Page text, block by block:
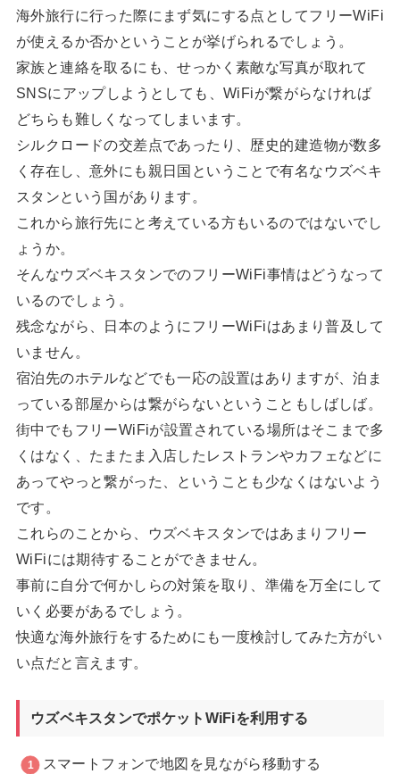
海外旅行に行った際にまず気にする点としてフリーWiFi
が使えるか否かということが挙げられるでしょう。
家族と連絡を取るにも、せっかく素敵な写真が取れて
SNSにアップしようとしても、WiFiが繋がらなければ
どちらも難しくなってしまいます。
シルクロードの交差点であったり、歴史的建造物が数多
く存在し、意外にも親日国ということで有名なウズベキ
スタンという国があります。
これから旅行先にと考えている方もいるのではないでし
ょうか。
そんなウズベキスタンでのフリーWiFi事情はどうなって
いるのでしょう。
残念ながら、日本のようにフリーWiFiはあまり普及して
いません。
宿泊先のホテルなどでも一応の設置はありますが、泊ま
っている部屋からは繋がらないということもしばしば。
街中でもフリーWiFiが設置されている場所はそこまで多
くはなく、たまたま入店したレストランやカフェなどに
あってやっと繋がった、ということも少なくはないよう
です。
これらのことから、ウズベキスタンではあまりフリー
WiFiには期待することができません。
事前に自分で何かしらの対策を取り、準備を万全にして
いく必要があるでしょう。
快適な海外旅行をするためにも一度検討してみた方がい
い点だと言えます。
ウズベキスタンでポケットWiFiを利用する
スマートフォンで地図を見ながら移動する